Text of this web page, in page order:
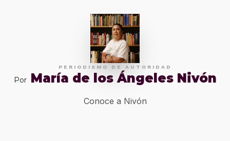
PERIODISMO DE AUTORIDAD
Por María de los Ángeles Nivón
Conoce a Nivón